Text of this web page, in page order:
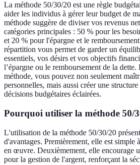
La méthode 50/30/20 est une règle
aider les individus à gérer leur budget de
méthode suggère de diviser vos revenus
catégories principales : 50 % pour les
et 20 % pour l'épargne et le
répartition vous permet de garder un
essentiels, vos désirs et vos objectifs
l’épargne ou le remboursement de la dette.
méthode, vous pouvez non seulement
personnelles, mais aussi créer une
décisions budgétaires éclairées.
Pourquoi utiliser la méthode 50/
L'utilisation de la méthode 50/30/20
d'avantages. Premièrement, elle est simple
en œuvre. Deuxièmement, elle encourage
pour la gestion de l'argent, renforçant la